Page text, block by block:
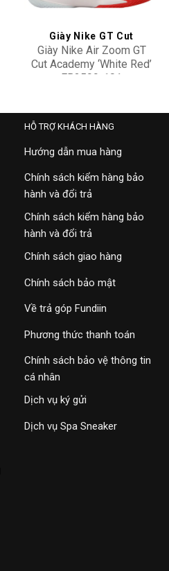
Giày Nike GT Cut
Giày Nike Air Zoom GT
Cut Academy ‘White Red’
FB2599-101
HỖ TRỢ KHÁCH HÀNG
Hướng dẫn mua hàng
Chính sách kiểm hàng bảo
hành và đổi trả
Chính sách kiểm hàng bảo
hành và đổi trả
Chính sách giao hàng
Chính sách bảo mật
Về trả góp Fundiin
Phương thức thanh toán
Chính sách bảo vệ thông tin
cá nhân
Dịch vụ ký gửi
Dịch vụ Spa Sneaker